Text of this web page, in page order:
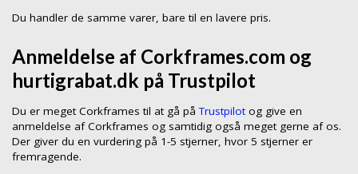
Du handler de samme varer, bare til en lavere pris.
Anmeldelse af Corkframes.com og
hurtigrabat.dk på Trustpilot
Du er meget Corkframes til at gå påTrustpilotog give en
anmeldelse af Corkframes og samtidig også meget gerne af os.
Der giver du en vurdering på 1-5 stjerner, hvor 5 stjerner er
fremragende.